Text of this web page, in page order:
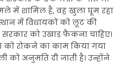
में शामिल है, वह खुला घूम रहा
में विधायकों को लूट की
को उखाड़ फैंकना चाहिए।
को रोकने का काम किया गया
अनुमति दी जाती है। उन्होंने